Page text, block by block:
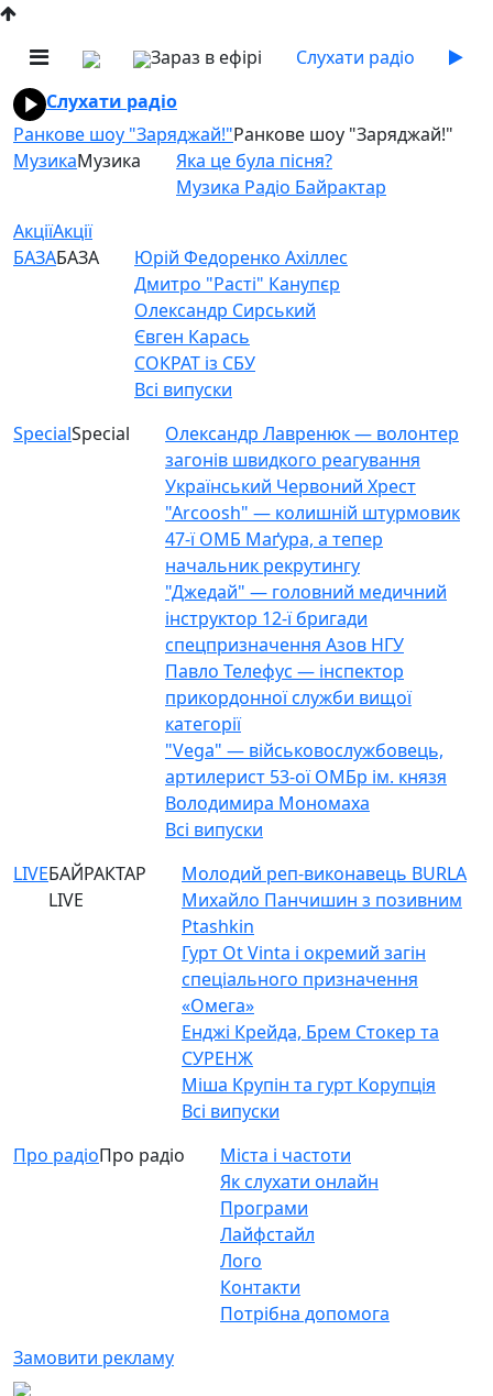
Зараз в ефірі
Слухати радіо
Слухати радіо
Ранкове шоу "Заряджай!"Ранкове шоу "Заряджай!"
МузикаМузика
Яка це була пісня?
Музика Радіо Байрактар
АкціїАкції
БАЗАБАЗА
Юрій Федоренко Ахіллес
Дмитро "Расті" Канупєр
Олександр Сирський
Євген Карась
СОКРАТ із СБУ
Всі випуски
SpecialSpecial
Олександр Лавренюк — волонтер
загонів швидкого реагування
Український Червоний Хрест
"Arcoosh" — колишній штурмовик
47-ї ОМБ Маґура, а тепер
начальник рекрутингу
"Джедай" — головний медичний
інструктор 12-ї бригади
спецпризначення Азов НГУ
Павло Телефус — інспектор
прикордонної служби вищої
категорії
"Vega" — військовослужбовець,
артилерист 53-ої ОМБр ім. князя
Володимира Мономаха
Всі випуски
LIVEБАЙРАКТАР
LIVE
Молодий реп-виконавець BURLA
Михайло Панчишин з позивним
Ptashkin
Гурт Ot Vinta і окремий загін
спеціального призначення
«Омега»
Енджі Крейда, Брем Стокер та
СУРЕНЖ
Міша Крупін та гурт Корупція
Всі випуски
Про радіоПро радіо
Міста і частоти
Як слухати онлайн
Програми
Лайфстайл
Лого
Контакти
Потрібна допомога
Замовити рекламу